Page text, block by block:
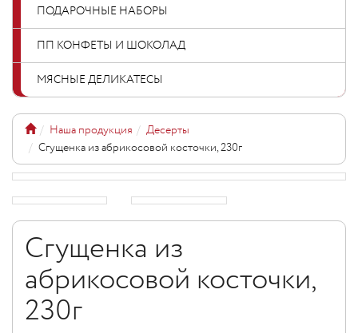
ПОДАРОЧНЫЕ НАБОРЫ
ПП КОНФЕТЫ И ШОКОЛАД
МЯСНЫЕ ДЕЛИКАТЕСЫ
Наша продукция
Десерты
Сгущенка из абрикосовой косточки, 230г
Сгущенка из
абрикосовой косточки,
230г